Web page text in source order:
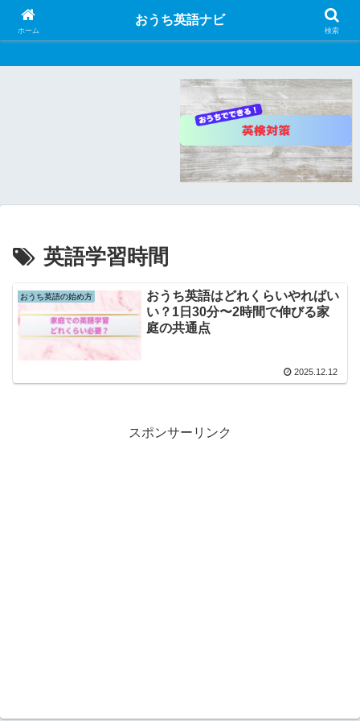
おうち英語ナビ
英語学習時間
おうち英語の始め方
おうち英語はどれくらいやればい
い？1日30分〜2時間で伸びる家
庭の共通点
2025.12.12
スポンサーリンク
ホーム
おうち英語ナビ
検索